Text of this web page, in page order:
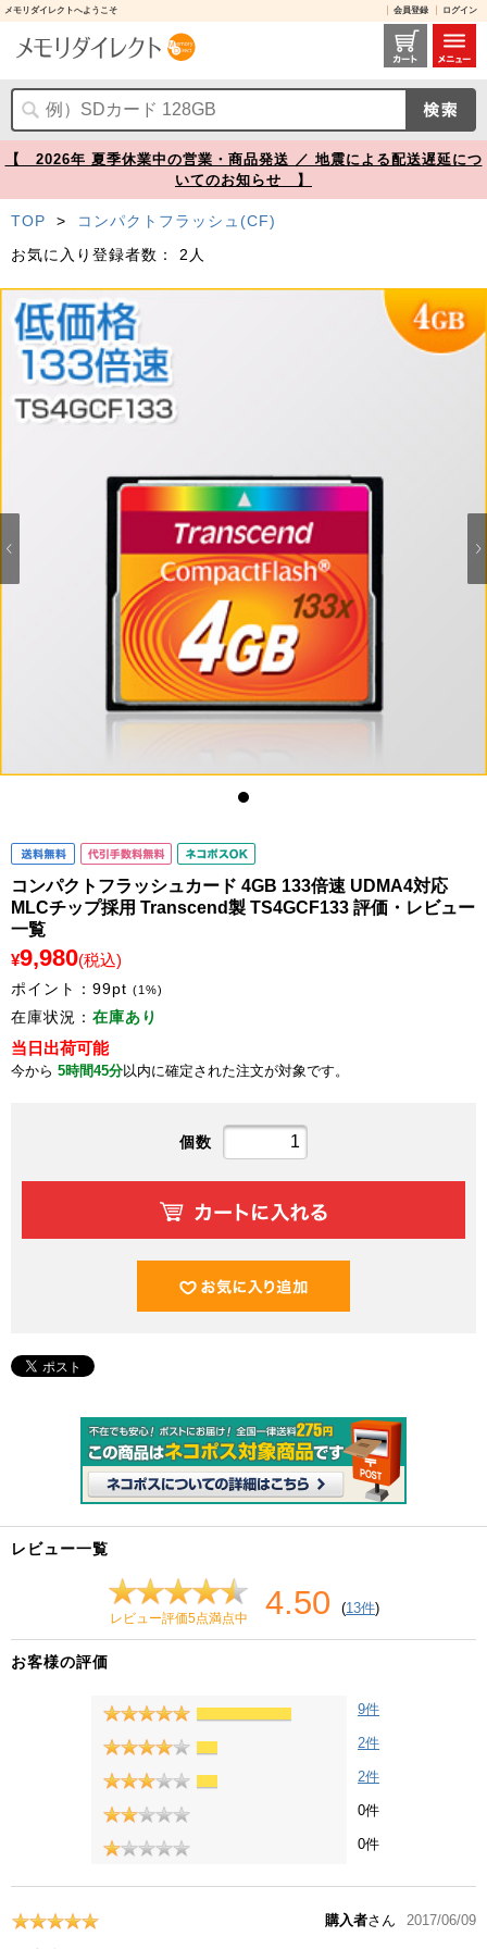
メモリダイレクトへようこそ 会員登録 ログイン
TS4GCF133 レビュー / コンパクトフラッシュカード 4GB 133倍速 UDMA4対応 MLCチップ採用 Transcend製【メモリダイレクト】
【 2026年 夏季休業中の営業・商品発送 ／ 地震による配送遅延につ
いてのお知らせ 】
TOP >
コンパクトフラッシュ(CF)
お気に入り登録者数：
2人
Prev
コンパクトフラッシュカード 4GB 133倍速 UDMA4対応
MLCチップ採用 Transcend製 TS4GCF133 評価・レビュー
一覧
¥9,980(税込)
ポイント： 99pt (1%)
在庫状況： 在庫あり
当日出荷可能
今から 5時間45分以内に確定された注文が対象です。
個数
レビュー一覧
レビュー評価5点満点中 4.50 (13件)
お客様の評価
9件
2件
2件
0件
0件
購入者さん 2017/06/09